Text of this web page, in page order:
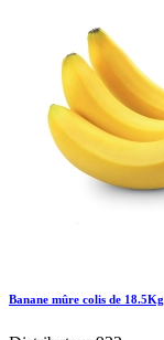
Banane mûre colis de 18.5Kg